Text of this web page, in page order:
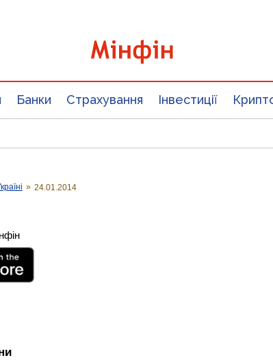
Банки Страхування Інвестиції
» 24.01.2014